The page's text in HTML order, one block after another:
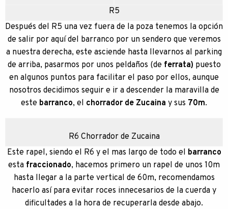
R5
Después del R5 una vez fuera de la poza tenemos la opción
de salir por aquí del barranco por un sendero que veremos
a nuestra derecha, este asciende hasta llevarnos al parking
de arriba, pasarmos por unos peldaños (de ferrata) puesto
en algunos puntos para facilitar el paso por ellos, aunque
nosotros decidimos seguir e ir a descender la maravilla de
este barranco, el chorrador de Zucaina y sus 70m.
R6 Chorrador de Zucaina
Este rapel, siendo el R6 y el mas largo de todo el barranco
esta fraccionado, hacemos primero un rapel de unos 10m
hasta llegar a la parte vertical de 60m, recomendamos
hacerlo así para evitar roces innecesarios de la cuerda y
dificultades a la hora de recuperarla desde abajo.